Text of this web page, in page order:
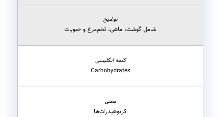
شامل گوشت، ماهی، تخم‌مرغ و حبوبات
Carbohydrates
کربوهیدرات‌ها